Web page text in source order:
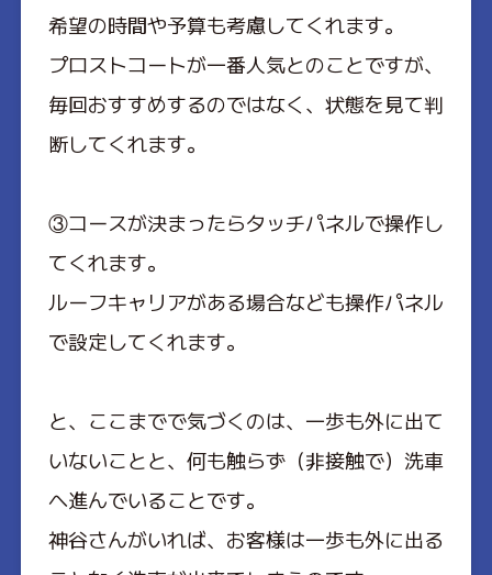
希望の時間や予算も考慮してくれます。
プロストコートが一番人気とのことですが、
毎回おすすめするのではなく、状態を見て判
断してくれます。
③コースが決まったらタッチパネルで操作し
てくれます。
ルーフキャリアがある場合なども操作パネル
で設定してくれます。
と、ここまでで気づくのは、一歩も外に出て
いないことと、何も触らず（非接触で）洗車
へ進んでいることです。
神谷さんがいれば、お客様は一歩も外に出る